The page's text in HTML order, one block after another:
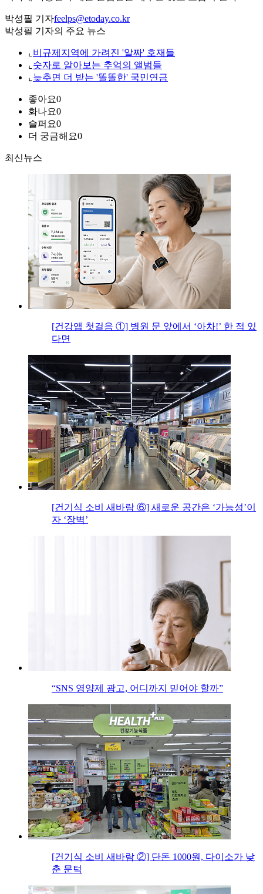
박성필 기자feelps@etoday.co.kr
박성필 기자의 주요 뉴스
⌞ 비규제지역에 가려진 '알짜' 호재들
⌞ 숫자로 알아보는 추억의 앨범들
⌞ 늦추면 더 받는 '똘똘한' 국민연금
좋아요0
화나요0
슬퍼요0
더 궁금해요0
최신뉴스
[건강앱 첫걸음 ①] 병원 문 앞에서 ‘아차!’ 한 적 있
다면
[건기식 소비 새바람 ⑥] 새로운 공간은 ‘가능성’이
자 ‘장벽’
“SNS 영양제 광고, 어디까지 믿어야 할까”
[건기식 소비 새바람 ②] 단돈 1000원, 다이소가 낮
춘 문턱